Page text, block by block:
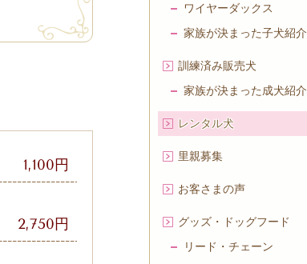
1,100円
2,750円
ワイヤーダックス
家族が決まった子犬紹介
訓練済み販売犬
家族が決まった成犬紹介
レンタル犬
里親募集
お客さまの声
グッズ・ドッグフード
リード・チェーン